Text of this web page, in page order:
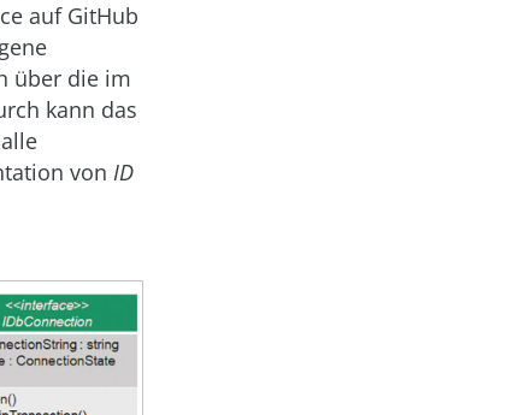
auf GitHub
über die im
kann das
von ID